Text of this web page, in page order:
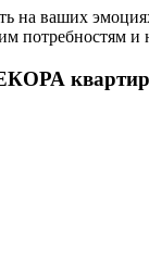
на ваших
потребностям и